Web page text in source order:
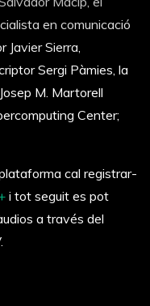
en comunicació
Javier Sierra,
Sergi Pàmies, la
M. Martorell
Center;
cal registrar-
i tot seguit es pot
a través del